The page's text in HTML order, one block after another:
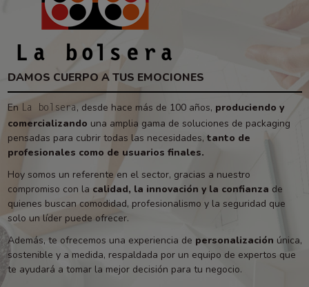
DAMOS CUERPO A TUS EMOCIONES
En La bolsera, desde hace más de 100 años, produciendo y
comercializando una amplia gama de soluciones de packaging
pensadas para cubrir todas las necesidades, tanto de
profesionales como de usuarios finales.
Hoy somos un referente en el sector, gracias a nuestro
compromiso con la calidad, la innovación y la confianza de
quienes buscan comodidad, profesionalismo y la seguridad que
solo un líder puede ofrecer.
Además, te ofrecemos una experiencia de personalización única,
sostenible y a medida, respaldada por un equipo de expertos que
te ayudará a tomar la mejor decisión para tu negocio.